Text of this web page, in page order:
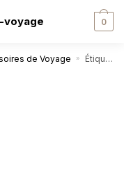
0
de Voyage » Étiquette pour Bagage Papillons